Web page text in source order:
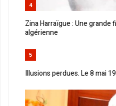
4
Zina Harraïgue : Une grande
algérienne
5
Illusions perdues. Le 8 mai